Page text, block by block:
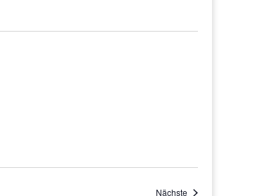
Nächste Veranstaltungen